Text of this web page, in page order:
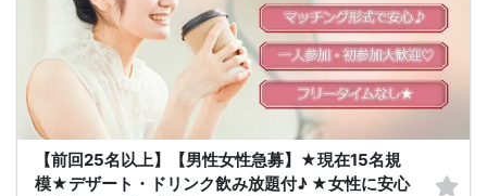
【前回25名以上】【男性女性急募】★現在15名規
模★デザート・ドリンク飲み放題付♪ ★女性に安心